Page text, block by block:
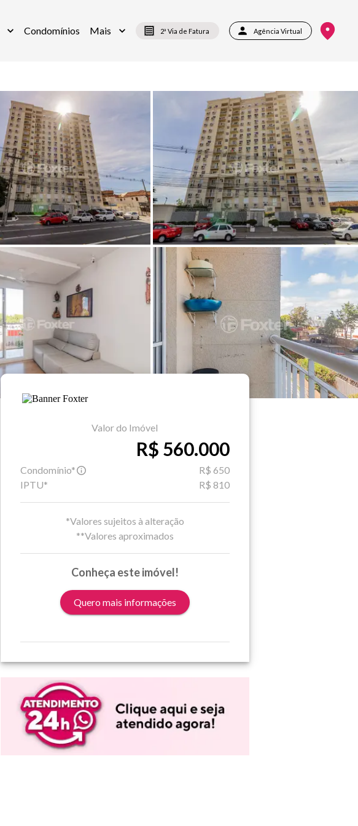
Condomínios Mais 2ª Via de Fatura Agência Virtual
Valor do Imóvel
R$ 560.000
Condomínio*
R$ 650
IPTU*
R$ 810
*Valores sujeitos à alteração
**Valores aproximados
Conheça este imóvel!
Quero mais informações